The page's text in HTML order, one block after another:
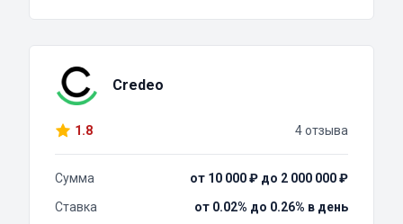
Credeo
1.8 4 отзыва
Сумма
от 10 000 ₽ до 2 000 000 ₽
Ставка
от 0.02% до 0.26% в день